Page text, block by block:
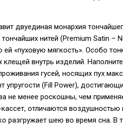
двуединая монархия
нитей (Premium Satin
«пуховую мягкость». Особо
внутрь изделий.
гусей, носящих пух
(Fill Power),
не менее роскошны, чем
отличаются
шею во время сна. В